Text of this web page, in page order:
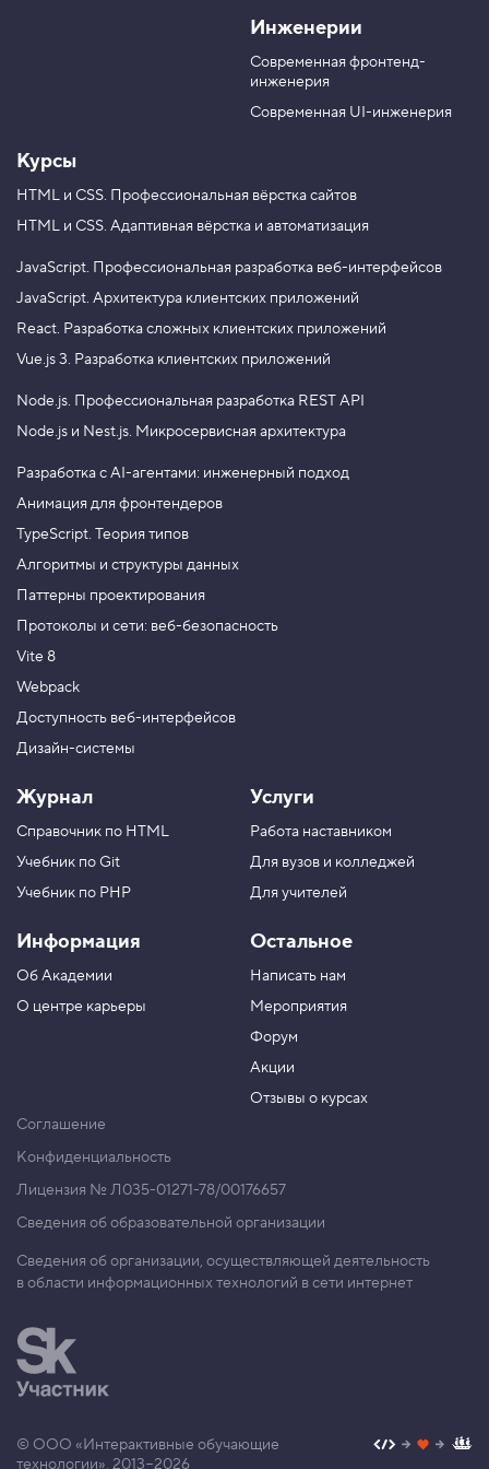
e
r
a
m
Инженерии
Современная фронтенд-
инженерия
Современная UI-инженерия
Курсы
HTML и CSS. Профессиональная вёрстка сайтов
HTML и CSS. Адаптивная вёрстка и автоматизация
JavaScript. Профессиональная разработка веб-интерфейсов
JavaScript. Архитектура клиентских приложений
React. Разработка сложных клиентских приложений
Vue.js 3. Разработка клиентских приложений
Node.js. Профессиональная разработка REST API
Node.js и Nest.js. Микросервисная архитектура
Разработка с AI-агентами: инженерный подход
Анимация для фронтендеров
TypeScript. Теория типов
Алгоритмы и структуры данных
Паттерны проектирования
Протоколы и сети: веб-безопасность
Vite 8
Webpack
Доступность веб-интерфейсов
Дизайн-системы
Журнал
Справочник по HTML
Учебник по Git
Учебник по PHP
Информация
Об Академии
О центре карьеры
Услуги
Работа наставником
Для вузов и колледжей
Для учителей
Остальное
Написать нам
Мероприятия
Форум
Акции
Отзывы о курсах
Соглашение
Конфиденциальность
Лицензия № Л035-01271-78/00176657
Сведения об образовательной организации
Сведения об организации, осуществляющей деятельность
в области информационных технологий в сети интернет
© ООО «Интерактивные обучающие
технологии», 2013−2026